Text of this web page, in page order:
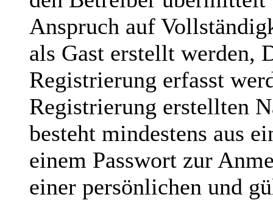
Anspruch auf
als Gast erstellt werden,
Registrierung erfasst
Registrierung erstellten
besteht mindestens aus
einem Passwort zur
einer persönlichen und